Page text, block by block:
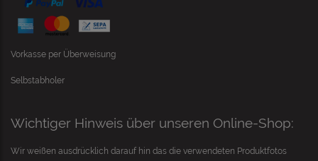
Vorkasse per Überweisung
Selbstabholer
Wichtiger Hinweis über unseren Online-Shop:
Wir weißen ausdrücklich darauf hin das die verwendeten Produktfotos